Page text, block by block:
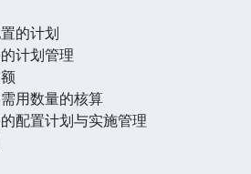
的计划
计划管理
用数量的核算
配置计划与实施管理